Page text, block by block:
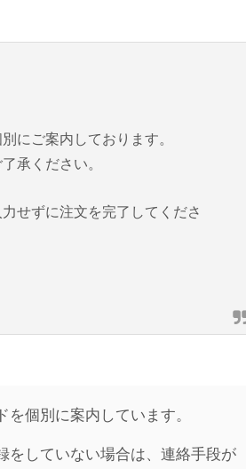
にご案内しております。
承ください。
せずに注文を完了してくださ
個別に案内しています。
をしていない場合は、連絡手段が